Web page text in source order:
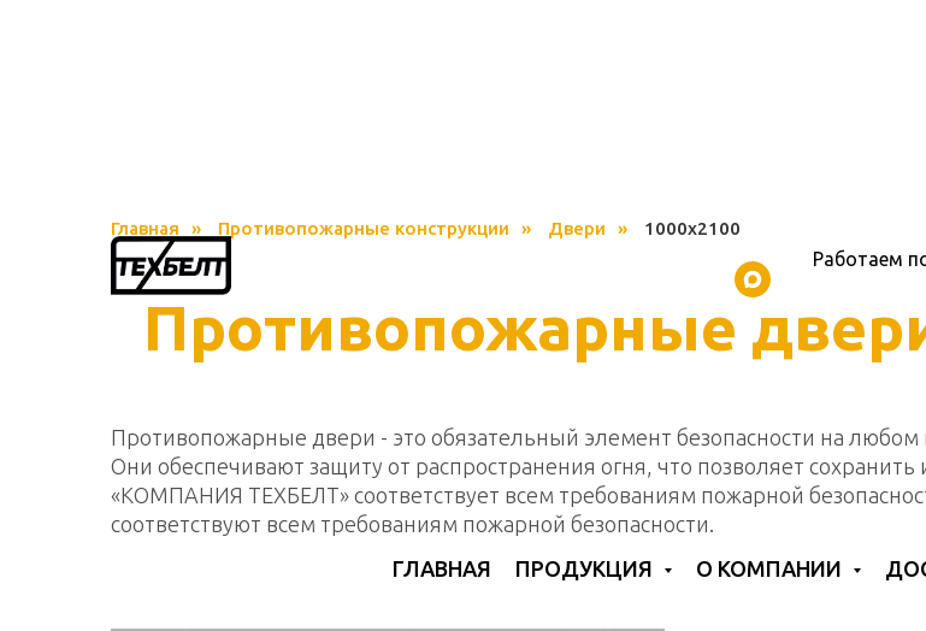
Работаем
ГЛАВНАЯ ПРОДУКЦИЯ О КОМПАНИИ
Главная » Противопожарные конструкции » Двери » 1000х2100
Противопожарные
Противопожарные двери - это обязательный элемент безопасности на
Они обеспечивают защиту от распространения огня, что позволяет
«КОМПАНИЯ ТЕХБЕЛТ» соответствует всем требованиям пожарной
соответствуют всем требованиям пожарной безопасности.